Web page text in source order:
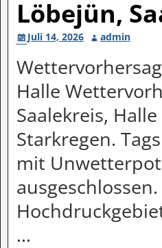
Löbejün,
Juli 14, 2026 admin
Halle
Saalekreis,
Starkregen.
mit
…